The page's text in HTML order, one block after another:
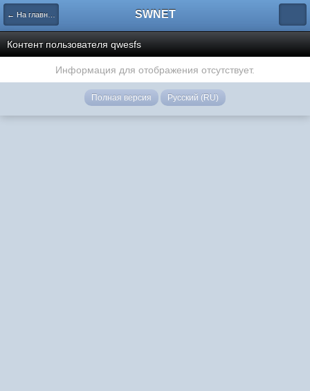
← На главную страницу SWNET
Контент пользователя qwesfs
Информация для отображения отсутствует.
Полная версия Русский (RU)